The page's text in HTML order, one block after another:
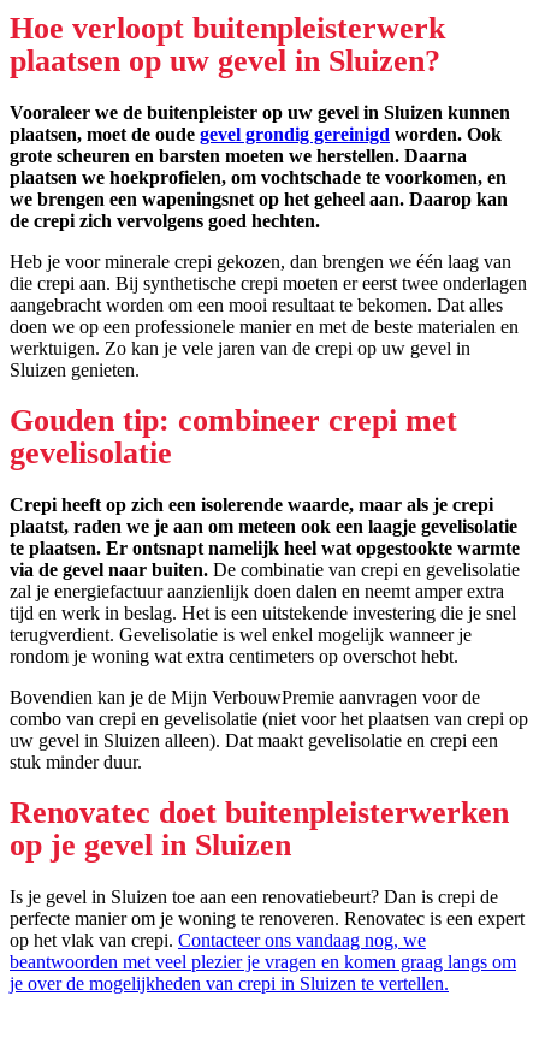
Hoe verloopt buitenpleisterwerk
plaatsen op uw gevel in Sluizen?
Vooraleer we de buitenpleister op uw gevel in Sluizen kunnen
plaatsen, moet de oude gevel grondig gereinigd worden. Ook
grote scheuren en barsten moeten we herstellen. Daarna
plaatsen we hoekprofielen, om vochtschade te voorkomen, en
we brengen een wapeningsnet op het geheel aan. Daarop kan
de crepi zich vervolgens goed hechten.
Heb je voor minerale crepi gekozen, dan brengen we één laag van
die crepi aan. Bij synthetische crepi moeten er eerst twee onderlagen
aangebracht worden om een mooi resultaat te bekomen. Dat alles
doen we op een professionele manier en met de beste materialen en
werktuigen. Zo kan je vele jaren van de crepi op uw gevel in
Sluizen genieten.
Gouden tip: combineer crepi met
gevelisolatie
Crepi heeft op zich een isolerende waarde, maar als je crepi
plaatst, raden we je aan om meteen ook een laagje gevelisolatie
te plaatsen. Er ontsnapt namelijk heel wat opgestookte warmte
via de gevel naar buiten. De combinatie van crepi en gevelisolatie
zal je energiefactuur aanzienlijk doen dalen en neemt amper extra
tijd en werk in beslag. Het is een uitstekende investering die je snel
terugverdient. Gevelisolatie is wel enkel mogelijk wanneer je
rondom je woning wat extra centimeters op overschot hebt.
Bovendien kan je de Mijn VerbouwPremie aanvragen voor de
combo van crepi en gevelisolatie (niet voor het plaatsen van crepi op
uw gevel in Sluizen alleen). Dat maakt gevelisolatie en crepi een
stuk minder duur.
Renovatec doet buitenpleisterwerken
op je gevel in Sluizen
Is je gevel in Sluizen toe aan een renovatiebeurt? Dan is crepi de
perfecte manier om je woning te renoveren. Renovatec is een expert
op het vlak van crepi. Contacteer ons vandaag nog, we
beantwoorden met veel plezier je vragen en komen graag langs om
je over de mogelijkheden van crepi in Sluizen te vertellen.